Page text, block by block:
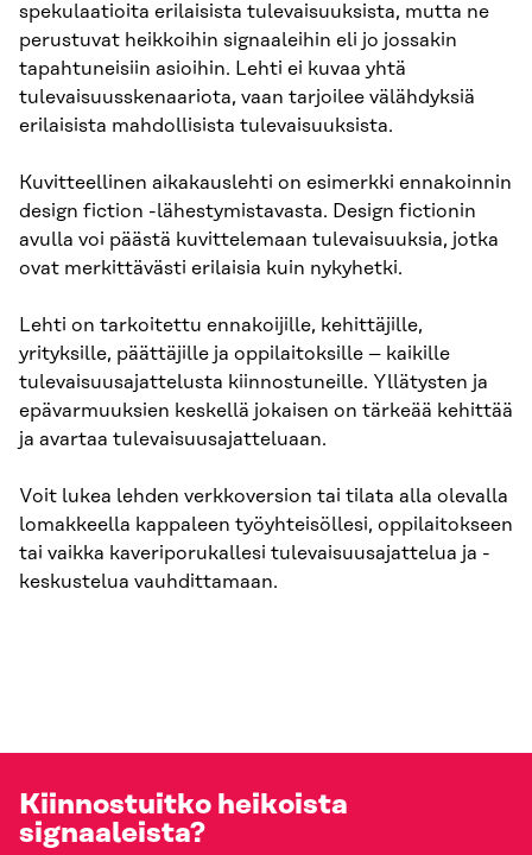
spekulaatioita erilaisista tulevaisuuksista, mutta ne
perustuvat heikkoihin signaaleihin eli jo jossakin
tapahtuneisiin asioihin. Lehti ei kuvaa yhtä
tulevaisuusskenaariota, vaan tarjoilee välähdyksiä
erilaisista mahdollisista tulevaisuuksista.
Kuvitteellinen aikakauslehti on esimerkki ennakoinnin
design fiction -lähestymistavasta. Design fictionin
avulla voi päästä kuvittelemaan tulevaisuuksia, jotka
ovat merkittävästi erilaisia kuin nykyhetki.
Lehti on tarkoitettu ennakoijille, kehittäjille,
yrityksille, päättäjille ja oppilaitoksille – kaikille
tulevaisuusajattelusta kiinnostuneille. Yllätysten ja
epävarmuuksien keskellä jokaisen on tärkeää kehittää
ja avartaa tulevaisuusajatteluaan.
Voit lukea lehden verkkoversion tai tilata alla olevalla
lomakkeella kappaleen työyhteisöllesi, oppilaitokseen
tai vaikka kaveriporukallesi tulevaisuusajattelua ja -
keskustelua vauhdittamaan.
Kiinnostuitko heikoista
signaaleista?